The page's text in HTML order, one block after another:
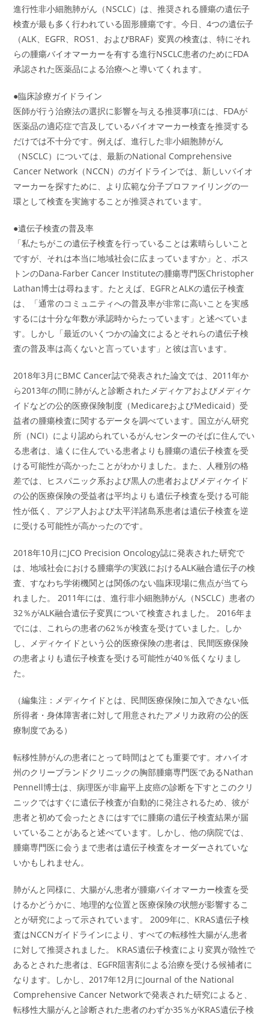
進行性非小細胞肺がん（NSCLC）は、推奨される腫瘍の遺伝子
検査が最も多く行われている固形腫瘍です。今日、4つの遺伝子
（ALK、EGFR、ROS1、およびBRAF）変異の検査は、特にそれ
らの腫瘍バイオマーカーを有する進行NSCLC患者のためにFDA
承認された医薬品による治療へと導いてくれます。
●臨床診療ガイドライン
医師が行う治療法の選択に影響を与える推奨事項には、FDAが
医薬品の適応症で言及しているバイオマーカー検査を推奨する
だけでは不十分です。例えば、進行した非小細胞肺がん
（NSCLC）については、最新のNational Comprehensive
Cancer Network（NCCN）のガイドラインでは、新しいバイオ
マーカーを探すために、より広範な分子プロファイリングの一
環として検査を実施することが推奨されています。
●遺伝子検査の普及率
「私たちがこの遺伝子検査を行っていることは素晴らしいこと
ですが、それは本当に地域社会に広まっていますか」と、ボス
トンのDana-Farber Cancer Instituteの腫瘍専門医Christopher
Lathan博士は尋ねます。たとえば、EGFRとALKの遺伝子検査
は、「通常のコミュニティへの普及率が非常に高いことを実感
するには十分な年数が承認時からたっています」と述べていま
す。しかし「最近のいくつかの論文によるとそれらの遺伝子検
査の普及率は高くないと言っています」と彼は言います。
2018年3月にBMC Cancer誌で発表された論文では、2011年か
ら2013年の間に肺がんと診断されたメディケアおよびメディケ
イドなどの公的医療保険制度（MedicareおよびMedicaid）受
益者の腫瘍検査に関するデータを調べています。国立がん研究
所（NCI）により認められているがんセンターのそばに住んでい
る患者は、遠くに住んでいる患者よりも腫瘍の遺伝子検査を受
ける可能性が高かったことがわかりました。また、人種別の格
差では、ヒスパニック系および黒人の患者およびメディケイド
の公的医療保険の受益者は平均よりも遺伝子検査を受ける可能
性が低く、アジア人および太平洋諸島系患者は遺伝子検査を逆
に受ける可能性が高かったのです。
2018年10月にJCO Precision Oncology誌に発表された研究で
は、地域社会における腫瘍学の実践におけるALK融合遺伝子の検
査、すなわち学術機関とは関係のない臨床現場に焦点が当てら
れました。 2011年には、進行非小細胞肺がん（NSCLC）患者の
32％がALK融合遺伝子変異について検査されました。 2016年ま
でには、これらの患者の62％が検査を受けていました。しか
し、メディケイドという公的医療保険の患者は、民間医療保険
の患者よりも遺伝子検査を受ける可能性が40％低くなりまし
た。
（編集注：メディケイドとは、民間医療保険に加入できない低
所得者・身体障害者に対して用意されたアメリカ政府の公的医
療制度である）
転移性肺がんの患者にとって時間はとても重要です。オハイオ
州のクリーブランドクリニックの胸部腫瘍専門医であるNathan
Pennell博士は、病理医が非扁平上皮癌の診断を下すとこのクリ
ニックではすぐに遺伝子検査が自動的に発注されるため、彼が
患者と初めて会ったときにはすでに腫瘍の遺伝子検査結果が届
いていることがあると述べています。しかし、他の病院では、
腫瘍専門医に会うまで患者は遺伝子検査をオーダーされていな
いかもしれません。
肺がんと同様に、大腸がん患者が腫瘍バイオマーカー検査を受
けるかどうかに、地理的な位置と医療保険の状態が影響するこ
とが研究によって示されています。 2009年に、KRAS遺伝子検
査はNCCNガイドラインにより、すべての転移性大腸がん患者
に対して推奨されました。 KRAS遺伝子検査により変異が陰性で
あるとされた患者は、EGFR阻害剤による治療を受ける候補者に
なります。しかし、2017年12月にJournal of the National
Comprehensive Cancer Networkで発表された研究によると、
転移性大腸がんと診断された患者のわずか35％がKRAS遺伝子検